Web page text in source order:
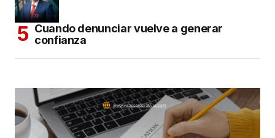
Cuando denunciar vuelve a generar
confianza